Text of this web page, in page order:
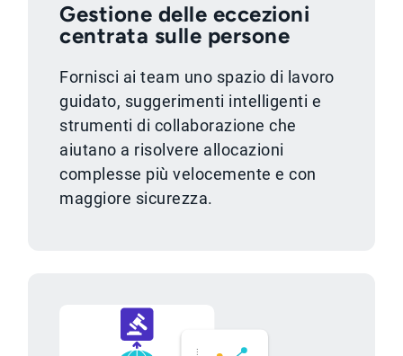
Gestione delle eccezioni
centrata sulle persone
Fornisci ai team uno spazio di lavoro
guidato, suggerimenti intelligenti e
strumenti di collaborazione che
aiutano a risolvere allocazioni
complesse più velocemente e con
maggiore sicurezza.